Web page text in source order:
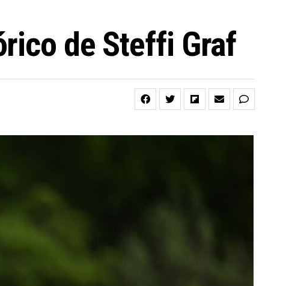
de Steffi Graf